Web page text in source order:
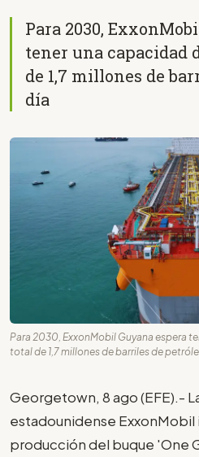
Para 2030,
tener una capacidad
de 1,7 millones de
día
Para 2030, ExxonMobil Guyana espera
total de 1,7 millones de barriles de
Georgetown, 8 ago (EFE).-
estadounidense ExxonMobil
producción del buque 'One